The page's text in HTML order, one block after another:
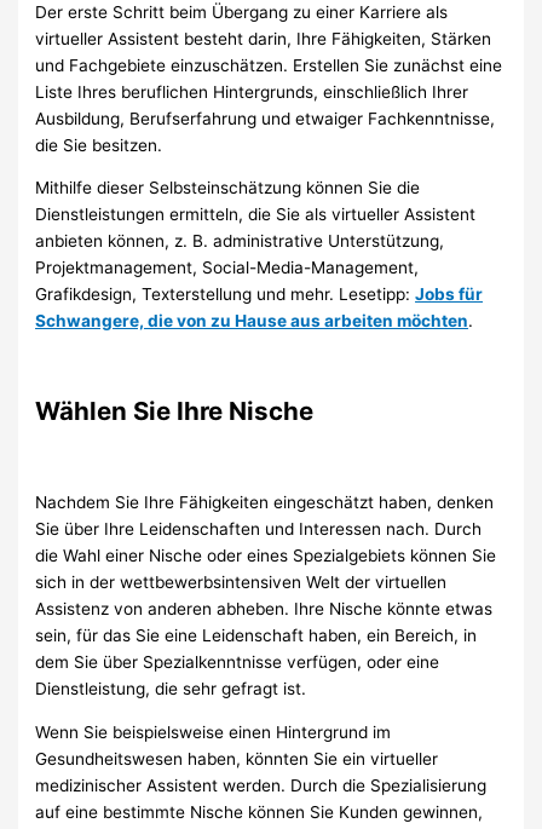
Der erste Schritt beim Übergang zu einer Karriere als
virtueller Assistent besteht darin, Ihre Fähigkeiten, Stärken
und Fachgebiete einzuschätzen. Erstellen Sie zunächst eine
Liste Ihres beruflichen Hintergrunds, einschließlich Ihrer
Ausbildung, Berufserfahrung und etwaiger Fachkenntnisse,
die Sie besitzen.
Mithilfe dieser Selbsteinschätzung können Sie die
Dienstleistungen ermitteln, die Sie als virtueller Assistent
anbieten können, z. B. administrative Unterstützung,
Projektmanagement, Social-Media-Management,
Grafikdesign, Texterstellung und mehr. Lesetipp:Jobs für
Schwangere, die von zu Hause aus arbeiten möchten.
Wählen Sie Ihre Nische
Nachdem Sie Ihre Fähigkeiten eingeschätzt haben, denken
Sie über Ihre Leidenschaften und Interessen nach. Durch
die Wahl einer Nische oder eines Spezialgebiets können Sie
sich in der wettbewerbsintensiven Welt der virtuellen
Assistenz von anderen abheben. Ihre Nische könnte etwas
sein, für das Sie eine Leidenschaft haben, ein Bereich, in
dem Sie über Spezialkenntnisse verfügen, oder eine
Dienstleistung, die sehr gefragt ist.
Wenn Sie beispielsweise einen Hintergrund im
Gesundheitswesen haben, könnten Sie ein virtueller
medizinischer Assistent werden. Durch die Spezialisierung
auf eine bestimmte Nische können Sie Kunden gewinnen,